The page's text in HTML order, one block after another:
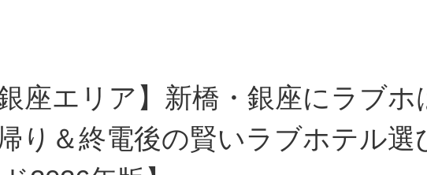
座エリア】新橋・銀座にラブホ
り＆終電後の賢いラブホテル選